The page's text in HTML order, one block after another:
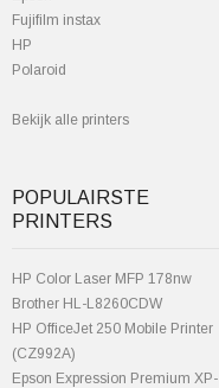
Fujifilm instax
HP
Polaroid
Bekijk alle printers
POPULAIRSTE
PRINTERS
HP Color Laser MFP 178nw
Brother HL-L8260CDW
HP OfficeJet 250 Mobile Printer
(CZ992A)
Epson Expression Premium XP-